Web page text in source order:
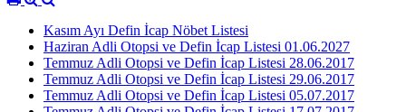
Kasım Ayı Defin İcap Nöbet Listesi
Haziran Adli Otopsi ve Defin İcap Listesi 01.06.2027
Temmuz Adli Otopsi ve Defin İcap Listesi 28.06.2017
Temmuz Adli Otopsi ve Defin İcap Listesi 29.06.2017
Temmuz Adli Otopsi ve Defin İcap Listesi 05.07.2017